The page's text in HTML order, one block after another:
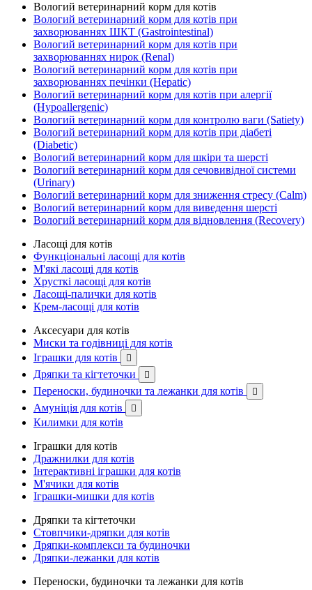
Вологий ветеринарний корм для котів
Вологий ветеринарний корм для котів при
захворюваннях ШКТ (Gastrointestinal)
Вологий ветеринарний корм для котів при
захворюваннях нирок (Renal)
Вологий ветеринарний корм для котів при
захворюваннях печінки (Hepatic)
Вологий ветеринарний корм для котів при алергії
(Hypoallergenic)
Вологий ветеринарний корм для контролю ваги (Satiety)
Вологий ветеринарний корм для котів при діабеті
(Diabetic)
Вологий ветеринарний корм для шкіри та шерсті
Вологий ветеринарний корм для сечовивідної системи
(Urinary)
Вологий ветеринарний корм для зниження стресу (Calm)
Вологий ветеринарний корм для виведення шерсті
Вологий ветеринарний корм для відновлення (Recovery)
Ласощі для котів
Функціональні ласощі для котів
М'які ласощі для котів
Хрусткі ласощі для котів
Ласощі-палички для котів
Крем-ласощі для котів
Аксесуари для котів
Миски та годівниці для котів
Іграшки для котів

Дряпки та кігтеточки 
Переноски, будиночки та лежанки для котів 
Амуніція для котів 
Килимки для котів
Іграшки для котів
Дражнилки для котів
Інтерактивні іграшки для котів
М'ячики для котів
Іграшки-мишки для котів
Дряпки та кігтеточки
Стовпчики-дряпки для котів
Дряпки-комплекси та будиночки
Дряпки-лежанки для котів
Переноски, будиночки та лежанки для котів